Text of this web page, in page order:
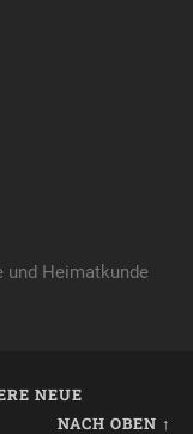
und Heimatkunde
NEUE
NACH OBEN ↑